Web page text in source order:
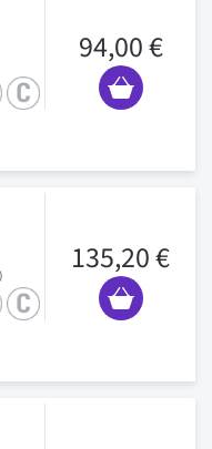
94,00 €
135,20 €